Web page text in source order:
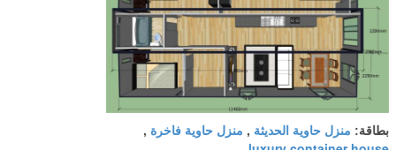
بطاقة: منزل حاوية الحديثة , منزل حاوية فاخرة ,